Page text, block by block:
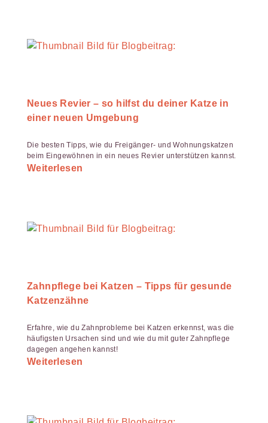
Neues Revier – so hilfst du deiner Katze in
einer neuen Umgebung
Die besten Tipps, wie du Freigänger- und Wohnungskatzen
beim Eingewöhnen in ein neues Revier unterstützen kannst.
Weiterlesen
Zahnpflege bei Katzen – Tipps für gesunde
Katzenzähne
Erfahre, wie du Zahnprobleme bei Katzen erkennst, was die
häufigsten Ursachen sind und wie du mit guter Zahnpflege
dagegen angehen kannst!
Weiterlesen